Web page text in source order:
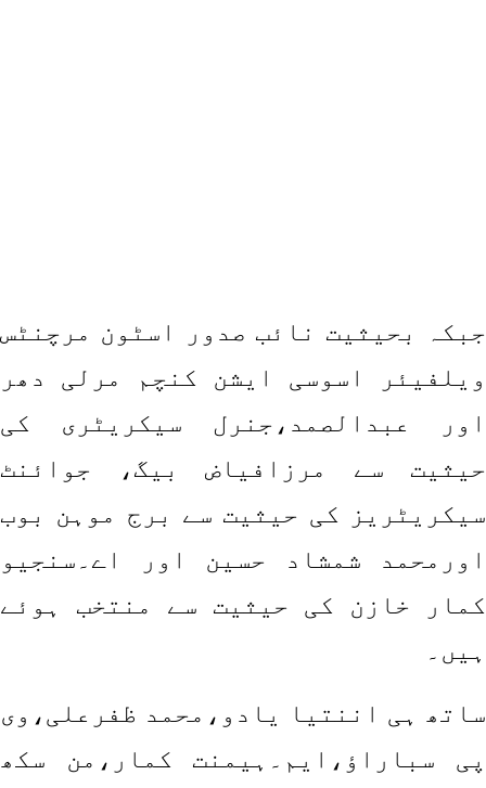
جبکہ بحیثیت نائب صدور اسٹون مرچنٹس
ویلفیئر اسوسی ایشن کنچم مرلی دھر
اور عبدالصمد،جنرل سیکریٹری کی
حیثیت سے مرزافیاض بیگ، جوائنٹ
سیکریٹریز کی حیثیت سے برج موہن بوب
اورمحمد شمشاد حسین اور اے۔سنجیو
کمار خازن کی حیثیت سے منتخب ہوئے
ہیں۔
ساتھ ہی اننتیا یادو،محمد ظفرعلی،وی
پی سباراؤ،ایم۔ہیمنت کمار،من سکھ